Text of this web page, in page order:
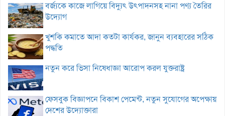
বর্জ্যকে কাজে লাগিয়ে বিদ্যুৎ উৎপাদনসহ নানা পণ্য তৈরির
উদ্যোগ
খুশকি কমাতে আদা কতটা কার্যকর, জানুন ব্যবহারের সঠিক
পদ্ধতি
নতুন করে ভিসা নিষেধাজ্ঞা আরোপ করল যুক্তরাষ্ট্র
ফেসবুক বিজ্ঞাপনে বিকাশ পেমেন্ট, নতুন সুযোগের অপেক্ষায়
দেশের উদ্যোক্তারা